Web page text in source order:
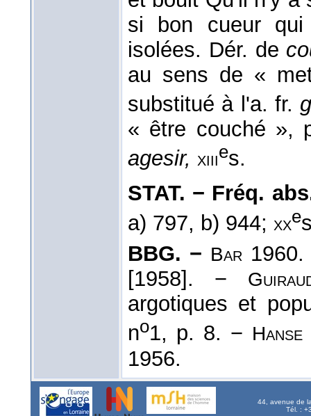
si bon cueur
isolées. Dér. de
au sens de «
substitué à l'a. fr.
« être couché »,
agesir, xiiies.
STAT. − Fréq.
a) 797, b) 944; xxe
BBG. − Bar
[1958]. −
argotiques et
no1, p. 8. − Hanse
1956.
44, avenue de
Tél. :